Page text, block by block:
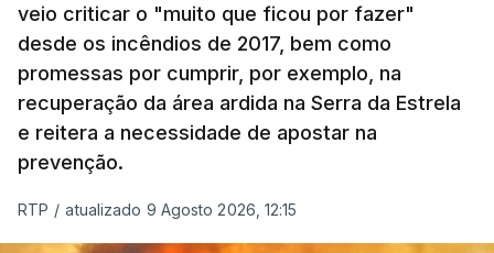
veio criticar o "muito que ficou por fazer"
desde os incêndios de 2017, bem como
promessas por cumprir, por exemplo, na
recuperação da área ardida na Serra da Estrela
e reitera a necessidade de apostar na
prevenção.
RTP / atualizado 9 Agosto 2026, 12:15